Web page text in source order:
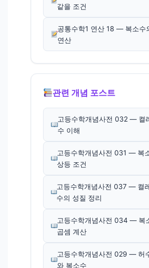
같을 조건
공통수학1 연산 18 — 복소수
연산
관련 개념 포스트
고등수학개념사전 032 — 켤
수 이해
고등수학개념사전 031 — 복
상등 조건
고등수학개념사전 037 — 켤
수의 성질 정리
고등수학개념사전 034 — 복
곱셈 계산
고등수학개념사전 029 — 허
와 복소수